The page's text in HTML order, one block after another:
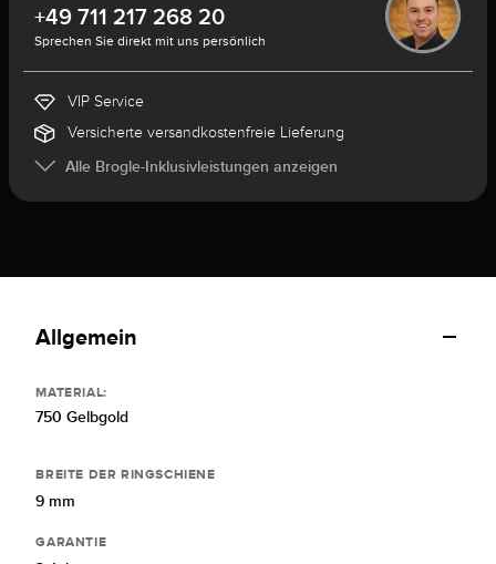
+49 711 217 268 20
Sprechen Sie direkt mit uns persönlich
VIP Service
Versicherte versandkostenfreie Lieferung
Alle Brogle-Inklusivleistungen anzeigen
Allgemein
MATERIAL:
750 Gelbgold
BREITE DER RINGSCHIENE
9 mm
GARANTIE